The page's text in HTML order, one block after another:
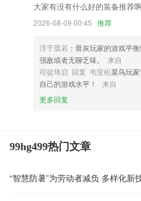
大家有没有什么好的装备推荐
2026-08-09 00:45 推荐
淳于晨若 ：骨灰玩家的游戏平
强敌或者无聊乏味。
来自
司徒琦启 回复 韦亚松菜鸟玩
自己的游戏水平！
来自
更多回复
99hg499热门文章